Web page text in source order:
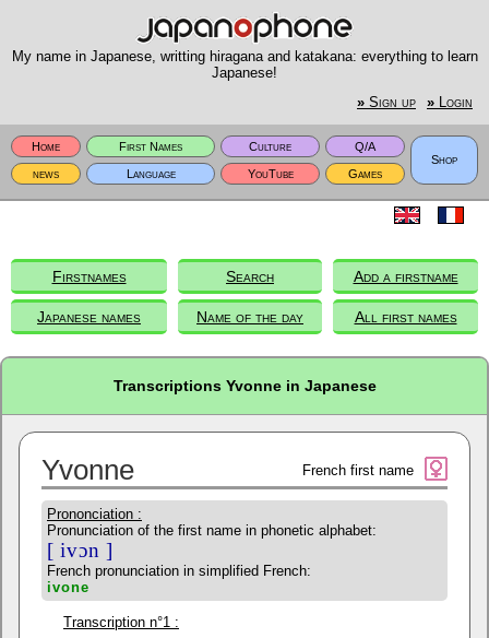
My name in Japanese, writting hiragana and katakana: everything to learn
Japanese!
» Sign up » Login
Home First Names Culture
Q/A
Shop
news
Language YouTube Games
Firstnames Search Add a firstname
Japanese names Name of the day All first names
Transcriptions Yvonne in Japanese
Yvonne French first name
Prononciation :
Pronunciation of the first name in phonetic alphabet:
[ ivɔn ]
French pronunciation in simplified French:
ivone
Transcription n°1 :